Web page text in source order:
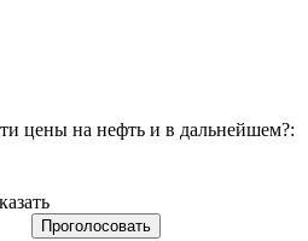
цены на нефть и в дальнейшем?: